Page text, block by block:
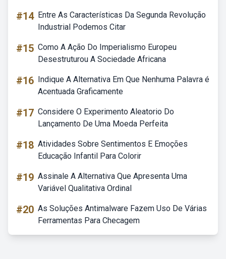
#14 Entre As Características Da Segunda Revolução
Industrial Podemos Citar
#15 Como A Ação Do Imperialismo Europeu
Desestruturou A Sociedade Africana
#16 Indique A Alternativa Em Que Nenhuma Palavra é
Acentuada Graficamente
#17 Considere O Experimento Aleatorio Do
Lançamento De Uma Moeda Perfeita
#18 Atividades Sobre Sentimentos E Emoções
Educação Infantil Para Colorir
#19 Assinale A Alternativa Que Apresenta Uma
Variável Qualitativa Ordinal
#20 As Soluções Antimalware Fazem Uso De Várias
Ferramentas Para Checagem